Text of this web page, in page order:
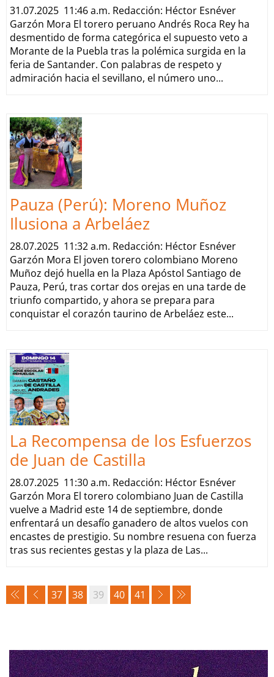
31.07.2025 11:46 a.m. Redacción: Héctor Esnéver
Garzón Mora El torero peruano Andrés Roca Rey ha
desmentido de forma categórica el supuesto veto a
Morante de la Puebla tras la polémica surgida en la
feria de Santander. Con palabras de respeto y
admiración hacia el sevillano, el número uno...
Pauza (Perú): Moreno Muñoz
Ilusiona a Arbeláez
28.07.2025 11:32 a.m. Redacción: Héctor Esnéver
Garzón Mora El joven torero colombiano Moreno
Muñoz dejó huella en la Plaza Apóstol Santiago de
Pauza, Perú, tras cortar dos orejas en una tarde de
triunfo compartido, y ahora se prepara para
conquistar el corazón taurino de Arbeláez este...
La Recompensa de los Esfuerzos
de Juan de Castilla
28.07.2025 11:30 a.m. Redacción: Héctor Esnéver
Garzón Mora El torero colombiano Juan de Castilla
vuelve a Madrid este 14 de septiembre, donde
enfrentará un desafío ganadero de altos vuelos con
encastes de prestigio. Su nombre resuena con fuerza
tras sus recientes gestas y la plaza de Las...
37 38 39 40 41